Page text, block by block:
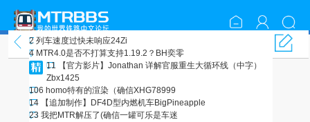
模组相关
2 列车速度过快未响应24Zi
4 MTR4.0是否不打算支持1.19.2？ BH奕零
11
【官方影片】Jonathan 详解官服重生大循环线（中字）
Zbx1425
106 homo特有的渲染（确信XHG78999
14
【追加制作】DF4D型内燃机车BigPineapple
23 我把MTR解压了(确信一罐可乐是车迷